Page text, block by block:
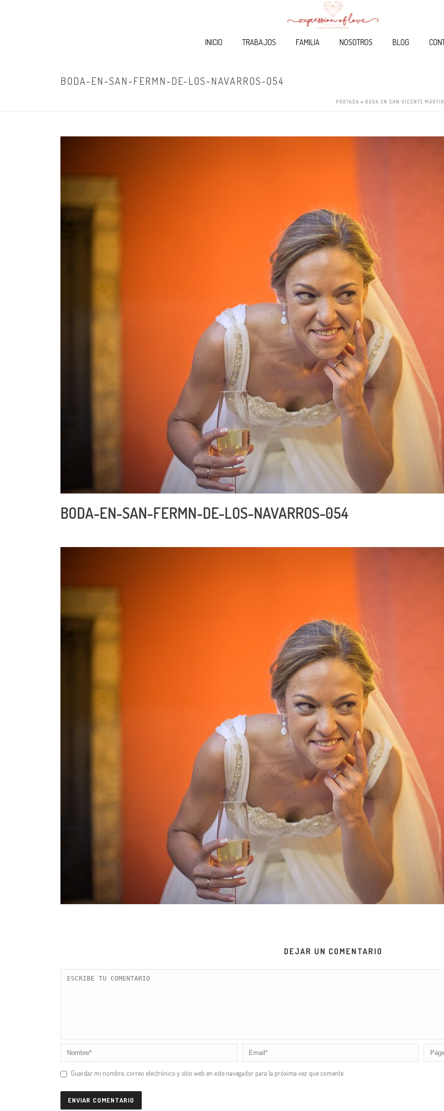
INICIO TRABAJOS FAMILIA NOSOTROS BLOG
BODA-EN-SAN-FERMN-DE-LOS-NAVARROS-054
PORTADA » BODA EN SAN VICENTE
BODA-EN-SAN-FERMN-DE-LOS-NAVARROS-054
DEJAR UN COMENTARIO
Guardar mi nombre, correo electrónico y sitio web en este navegador para la próxima vez que comente.